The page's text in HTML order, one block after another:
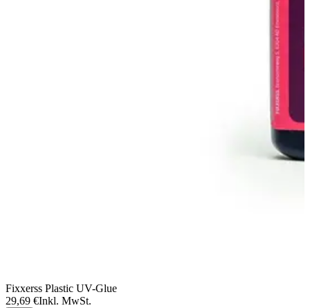
Fixxerss Plastic UV-Glue
29,69 €Inkl. MwSt.